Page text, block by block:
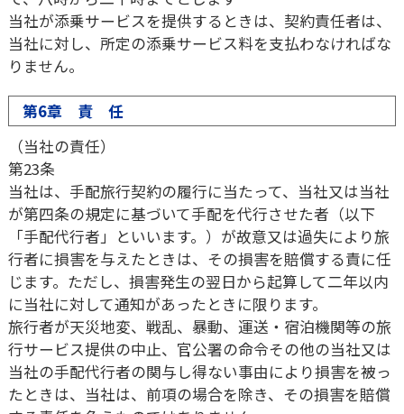
当社が添乗サービスを提供するときは、契約責任者は、
当社に対し、所定の添乗サービス料を支払わなければな
りません。
第6章 責 任
（当社の責任）
第23条
当社は、手配旅行契約の履行に当たって、当社又は当社
が第四条の規定に基づいて手配を代行させた者（以下
「手配代行者」といいます。）が故意又は過失により旅
行者に損害を与えたときは、その損害を賠償する責に任
じます。ただし、損害発生の翌日から起算して二年以内
に当社に対して通知があったときに限ります。
旅行者が天災地変、戦乱、暴動、運送・宿泊機関等の旅
行サービス提供の中止、官公署の命令その他の当社又は
当社の手配代行者の関与し得ない事由により損害を被っ
たときは、当社は、前項の場合を除き、その損害を賠償